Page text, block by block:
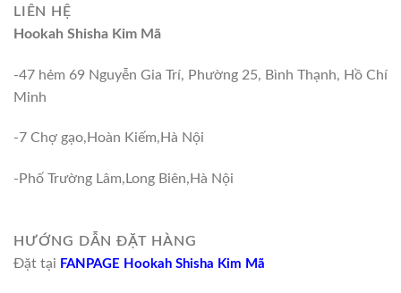
LIÊN HỆ
Hookah Shisha Kim Mã
-47 hẻm 69 Nguyễn Gia Trí, Phường 25, Bình Thạnh, Hồ Chí
Minh
-7 Chợ gạo,Hoàn Kiếm,Hà Nội
-Phố Trường Lâm,Long Biên,Hà Nội
HƯỚNG DẪN ĐẶT HÀNG
Đặt tại FANPAGE Hookah Shisha Kim Mã